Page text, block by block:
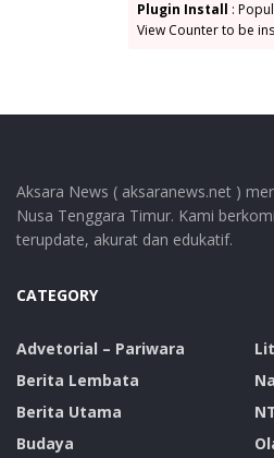
Plugin Install :
View Counter to be
Aksara News ( aksaranews.net )
Nusa Tenggara Timur. Kami
terupdate, akurat dan edukatif.
CATEGORY
Advetorial – Pariwara
Berita Lembata
Berita Utama
Budaya